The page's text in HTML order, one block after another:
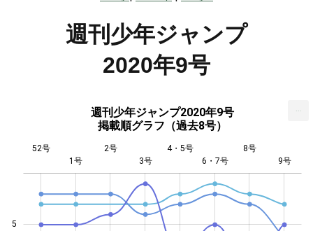
週刊少年ジャンプ
2020年9号
週刊少年ジャンプ2020年9号
掲載順グラフ（過去8号）
5
52号
1号
2号
3号
4・5号
6・7号
8号
9号